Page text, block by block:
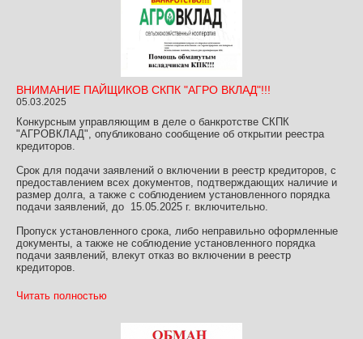
ВНИМАНИЕ ПАЙЩИКОВ СКПК "АГРО ВКЛАД"!!!
05.03.2025
Конкурсным управляющим в деле о банкротстве СКПК
"АГРОВКЛАД", опубликовано сообщение об открытии реестра
кредиторов.
Срок для подачи заявлений о включении в реестр кредиторов, с
предоставлением всех документов, подтверждающих наличие и
размер долга, а также с соблюдением установленного порядка
подачи заявлений, до 15.05.2025 г. включительно.
Пропуск установленного срока, либо неправильно оформленные
документы, а также не соблюдение установленного порядка
подачи заявлений, влекут отказ во включении в реестр
кредиторов.
Читать полностью